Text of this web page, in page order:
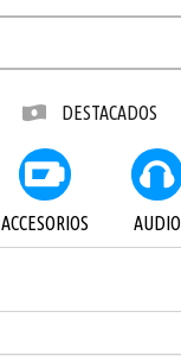
DESTACADOS
ACCESORIOS AUDIO